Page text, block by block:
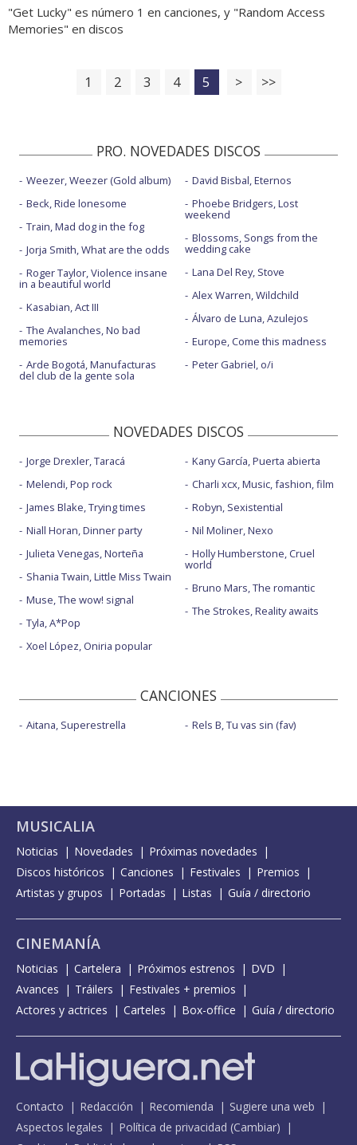
"Get Lucky" es número 1 en canciones, y "Random Access
Memories" en discos
1 2 3 4 5 > >>
PRO. NOVEDADES DISCOS
Weezer, Weezer (Gold album)
Beck, Ride lonesome
Train, Mad dog in the fog
Jorja Smith, What are the odds
Roger Taylor, Violence insane
in a beautiful world
Kasabian, Act III
The Avalanches, No bad
memories
Arde Bogotá, Manufacturas
del club de la gente sola
David Bisbal, Eternos
Phoebe Bridgers, Lost
weekend
Blossoms, Songs from the
wedding cake
Lana Del Rey, Stove
Alex Warren, Wildchild
Álvaro de Luna, Azulejos
Europe, Come this madness
Peter Gabriel, o/i
NOVEDADES DISCOS
Jorge Drexler, Taracá
Melendi, Pop rock
James Blake, Trying times
Niall Horan, Dinner party
Julieta Venegas, Norteña
Shania Twain, Little Miss Twain
Muse, The wow! signal
Tyla, A*Pop
Xoel López, Oniria popular
Kany García, Puerta abierta
Charli xcx, Music, fashion, film
Robyn, Sexistential
Nil Moliner, Nexo
Holly Humberstone, Cruel
world
Bruno Mars, The romantic
The Strokes, Reality awaits
CANCIONES
Aitana, Superestrella Rels B, Tu vas sin (fav)
MUSICALIA
Noticias Novedades
Próximas novedades
Discos históricos
Canciones Festivales
Premios
Artistas y grupos
Portadas Listas Guía / directorio
CINEMANÍA
Noticias Cartelera Próximos estrenos
DVD
Avances
Tráilers
Festivales + premios
Actores y actrices
Carteles Box-office Guía / directorio
Contacto Redacción Recomienda
Sugiere una web
Aspectos legales
Política de privacidad (Cambiar)